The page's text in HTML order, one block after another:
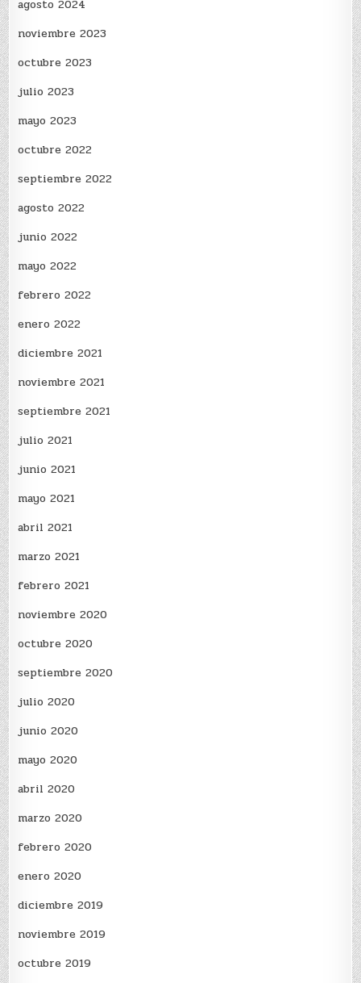
agosto 2024
noviembre 2023
octubre 2023
julio 2023
mayo 2023
octubre 2022
septiembre 2022
agosto 2022
junio 2022
mayo 2022
febrero 2022
enero 2022
diciembre 2021
noviembre 2021
septiembre 2021
julio 2021
junio 2021
mayo 2021
abril 2021
marzo 2021
febrero 2021
noviembre 2020
octubre 2020
septiembre 2020
julio 2020
junio 2020
mayo 2020
abril 2020
marzo 2020
febrero 2020
enero 2020
diciembre 2019
noviembre 2019
octubre 2019